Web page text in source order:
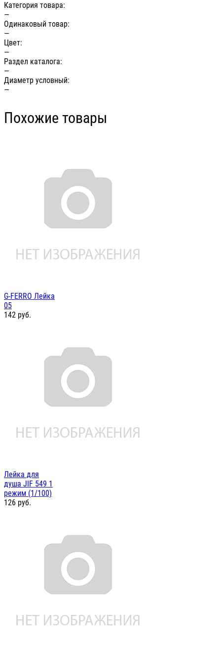
Категория товара:
—
Одинаковый товар:
—
Цвет:
—
Раздел каталога:
—
Диаметр условный:
—
Похожие товары
G-FERRO Лейка
05
142 руб.
Лейка для
душа JIF 549 1
режим (1/100)
126 руб.